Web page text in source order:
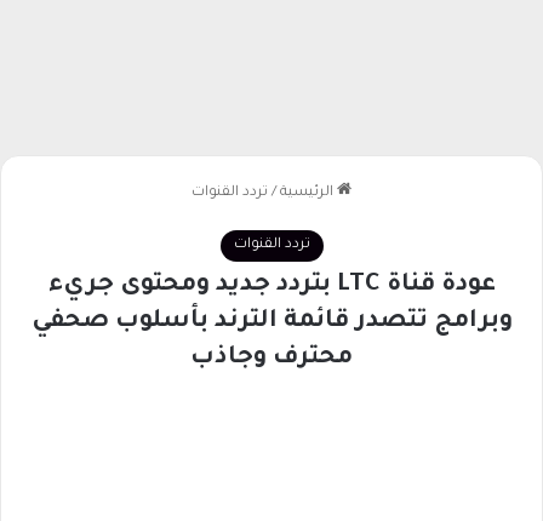
الرئيسية / تردد القنوات
تردد القنوات
عودة قناة LTC بتردد جديد ومحتوى جريء
وبرامج تتصدر قائمة الترند بأسلوب صحفي
محترف وجاذب